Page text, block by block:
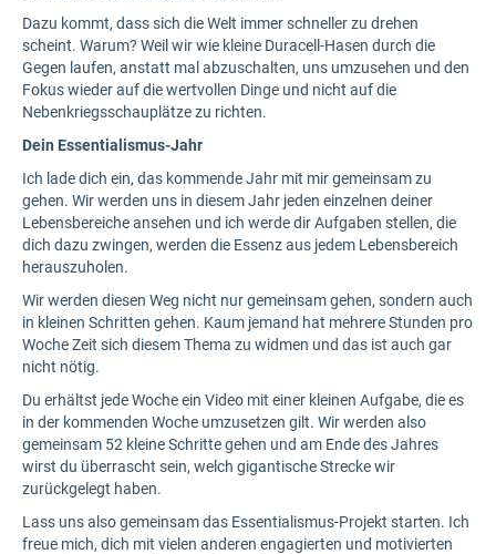
Dazu kommt, dass sich die Welt immer schneller zu drehen
scheint. Warum? Weil wir wie kleine Duracell-Hasen durch die
Gegen laufen, anstatt mal abzuschalten, uns umzusehen und den
Fokus wieder auf die wertvollen Dinge und nicht auf die
Nebenkriegsschauplätze zu richten.
Dein Essentialismus-Jahr
Ich lade dich ein, das kommende Jahr mit mir gemeinsam zu
gehen. Wir werden uns in diesem Jahr jeden einzelnen deiner
Lebensbereiche ansehen und ich werde dir Aufgaben stellen, die
dich dazu zwingen, werden die Essenz aus jedem Lebensbereich
herauszuholen.
Wir werden diesen Weg nicht nur gemeinsam gehen, sondern auch
in kleinen Schritten gehen. Kaum jemand hat mehrere Stunden pro
Woche Zeit sich diesem Thema zu widmen und das ist auch gar
nicht nötig.
Du erhältst jede Woche ein Video mit einer kleinen Aufgabe, die es
in der kommenden Woche umzusetzen gilt. Wir werden also
gemeinsam 52 kleine Schritte gehen und am Ende des Jahres
wirst du überrascht sein, welch gigantische Strecke wir
zurückgelegt haben.
Lass uns also gemeinsam das Essentialismus-Projekt starten. Ich
freue mich, dich mit vielen anderen engagierten und motivierten